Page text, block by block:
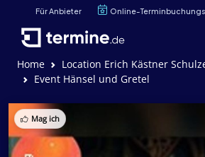
Für Anbieter Online-
Home
Location Erich Kästner
Event Hänsel und Gretel
Mag ich